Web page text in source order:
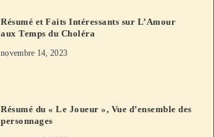
Résumé et Faits Intéressants sur L’Amour
aux Temps du Choléra
novembre 14, 2023
Résumé du « Le Joueur », Vue d’ensemble des
personnages